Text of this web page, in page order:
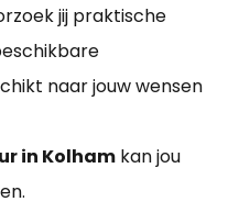
jij praktische
naar jouw wensen
in Kolham kan jou